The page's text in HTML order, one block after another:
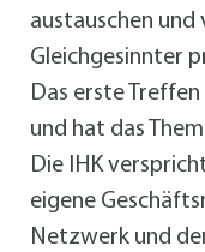
austauschen
Gleichgesinnter
Das erste
und hat das
Die IHK
eigene
Netzwerk und